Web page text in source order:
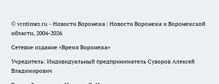
© vrntimes.ru - Новости Воронежа | Новости Воронежа и Воронежской
области, 2004-2026
Сетевое издание «Время Воронежа»
Учредитель: Индивидуальный предприниматель Суворов Алексей
Владимирович